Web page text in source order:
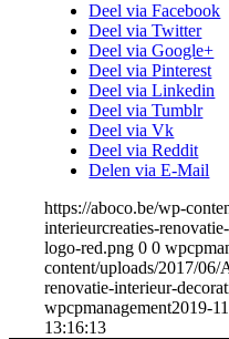
Deel via Facebook
Deel via Twitter
Deel via Google+
Deel via Pinterest
Deel via Linkedin
Deel via Tumblr
Deel via Vk
Deel via Reddit
Delen via E-Mail
https://aboco.be/wp-
interieurcreaties-
logo-red.png 0 0
content/uploads/2017/06/
renovatie-interieur-
wpcpmanagement2019-
13:16:13